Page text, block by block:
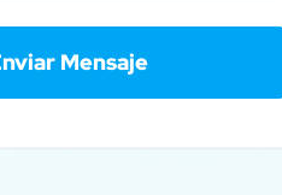
Mensaje